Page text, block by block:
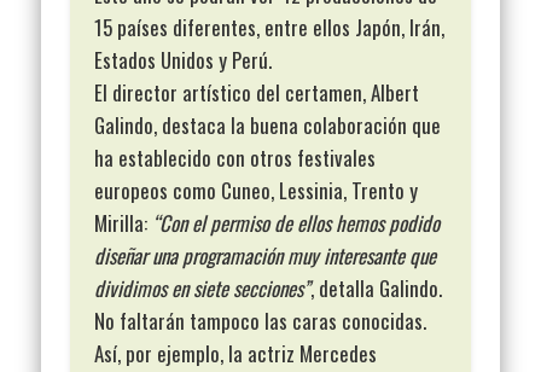
15 países diferentes, entre ellos Japón, Irán,
Estados Unidos y Perú.
El director artístico del certamen, Albert
Galindo, destaca la buena colaboración que
ha establecido con otros festivales
europeos como Cuneo, Lessinia, Trento y
Mirilla: “Con el permiso de ellos hemos podido
diseñar una programación muy interesante que
dividimos en siete secciones”, detalla Galindo.
No faltarán tampoco las caras conocidas.
Así, por ejemplo, la actriz Mercedes